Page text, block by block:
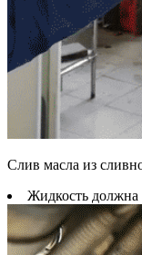
Слив масла из
Жидкость должна